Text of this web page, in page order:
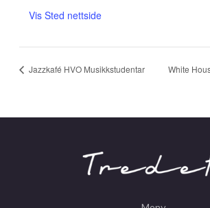
Vis Sted nettside
Jazzkafé HVO Musikkstudentar White